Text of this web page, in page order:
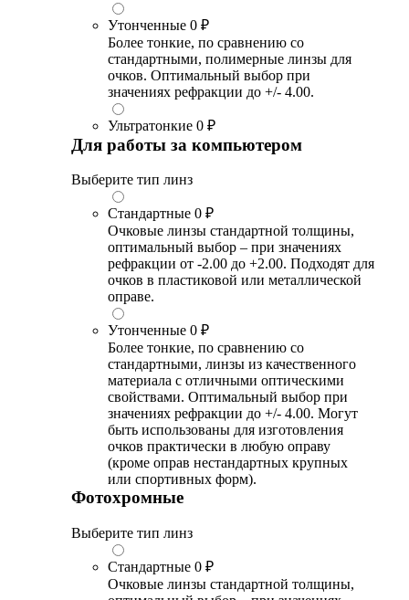
Утонченные 0 ₽
Более тонкие, по сравнению со
стандартными, полимерные линзы для
очков. Оптимальный выбор при
значениях рефракции до +/- 4.00.
Ультратонкие 0 ₽
Для работы за компьютером
Выберите тип линз
Стандартные 0 ₽
Очковые линзы стандартной толщины,
оптимальный выбор – при значениях
рефракции от -2.00 до +2.00. Подходят для
очков в пластиковой или металлической
оправе.
Утонченные 0 ₽
Более тонкие, по сравнению со
стандартными, линзы из качественного
материала с отличными оптическими
свойствами. Оптимальный выбор при
значениях рефракции до +/- 4.00. Могут
быть использованы для изготовления
очков практически в любую оправу
(кроме оправ нестандартных крупных
или спортивных форм).
Фотохромные
Выберите тип линз
Стандартные 0 ₽
Очковые линзы стандартной толщины,